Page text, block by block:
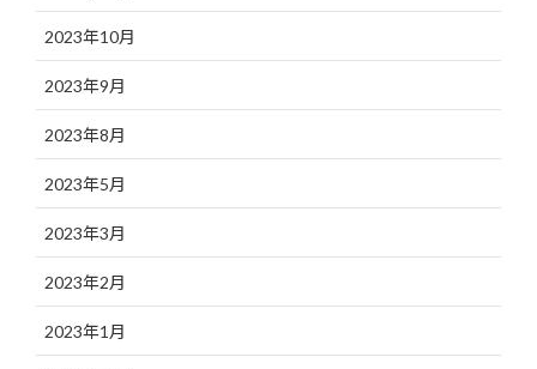
2023年10月
2023年9月
2023年8月
2023年5月
2023年3月
2023年2月
2023年1月